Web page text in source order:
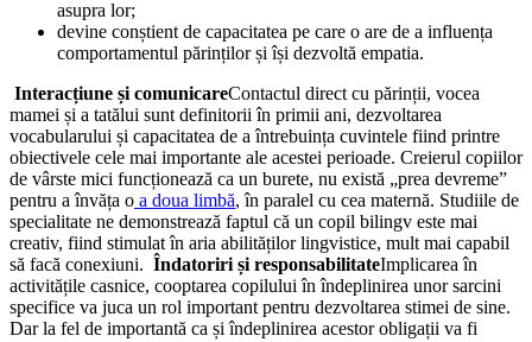
asupra lor;
devine conștient de capacitatea pe care o are de a influența
comportamentul părinților și își dezvoltă empatia.
Interacțiune și comunicareContactul direct cu părinții, vocea
mamei și a tatălui sunt definitorii în primii ani, dezvoltarea
vocabularului și capacitatea de a întrebuința cuvintele fiind printre
obiectivele cele mai importante ale acestei perioade. Creierul copiilor
de vârste mici funcționează ca un burete, nu există „prea devreme”
pentru a învăța o a doua limbă, în paralel cu cea maternă. Studiile de
specialitate ne demonstrează faptul că un copil bilingv este mai
creativ, fiind stimulat în aria abilităților lingvistice, mult mai capabil
să facă conexiuni. Îndatoriri și responsabilitateImplicarea în
activitățile casnice, cooptarea copilului în îndeplinirea unor sarcini
specifice va juca un rol important pentru dezvoltarea stimei de sine.
Dar la fel de importantă ca și îndeplinirea acestor obligații va fi